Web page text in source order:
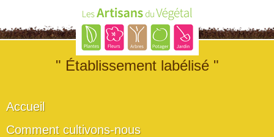
" Établissement labélisé "
Accueil
Comment cultivons-nous